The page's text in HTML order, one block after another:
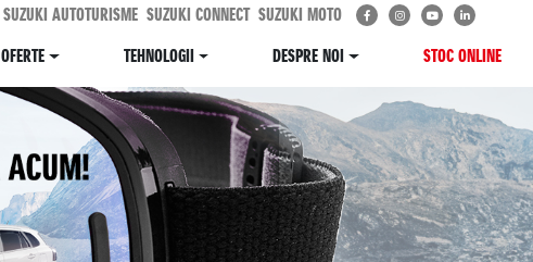
SUZUKI AUTOTURISME SUZUKI CONNECT SUZUKI MOTO
OFERTE TEHNOLOGII DESPRE NOI STOC ONLINE